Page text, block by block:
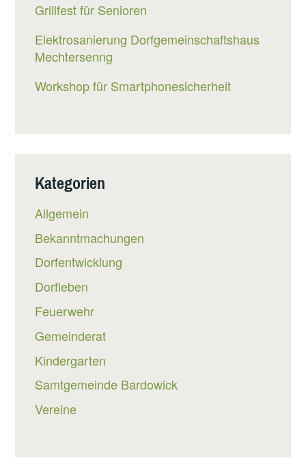
Grillfest für Senioren
Elektrosanierung Dorfgemeinschaftshaus
Mechtersenng
Workshop für Smartphonesicherheit
Kategorien
Allgemein
Bekanntmachungen
Dorfentwicklung
Dorfleben
Feuerwehr
Gemeinderat
Kindergarten
Samtgemeinde Bardowick
Vereine